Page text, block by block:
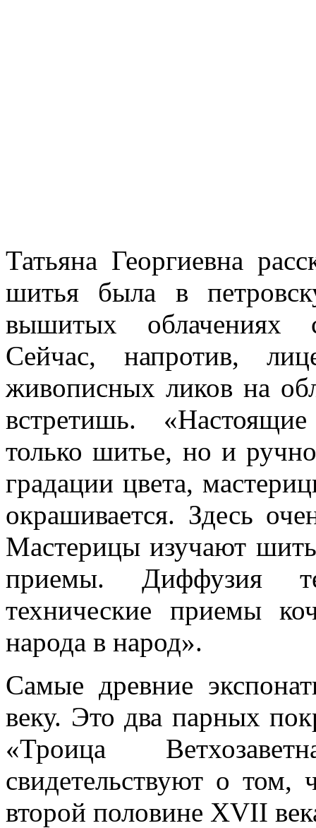
Татьяна Георгиевна
шитья была в
вышитых облачениях
Сейчас, напротив,
живописных ликов на
встретишь.
только шитье, но и
градации цвета,
окрашивается. Здесь
Мастерицы изучают
приемы. Диффузия
технические приемы
народа в народ».
Самые древние
веку. Это два парных
«Троица
свидетельствуют о том,
второй половине XVII